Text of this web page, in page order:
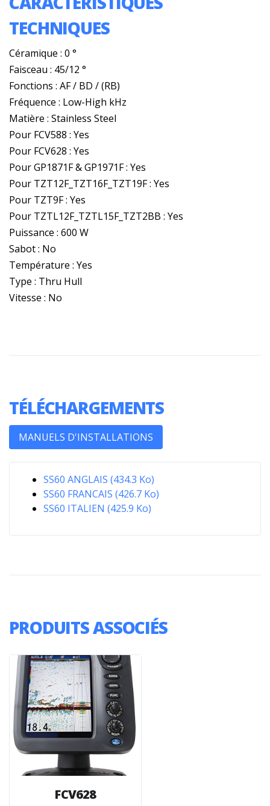
TECHNIQUES
Céramique : 0 °
Faisceau : 45/12 °
Fonctions : AF / BD / (RB)
Fréquence : Low-High kHz
Matière : Stainless Steel
Pour FCV588 : Yes
Pour FCV628 : Yes
Pour GP1871F & GP1971F : Yes
Pour TZT12F_TZT16F_TZT19F : Yes
Pour TZT9F : Yes
Pour TZTL12F_TZTL15F_TZT2BB : Yes
Puissance : 600 W
Sabot : No
Température : Yes
Type : Thru Hull
Vitesse : No
TÉLÉCHARGEMENTS
MANUELS D'INSTALLATIONS
SS60 ANGLAIS (434.3 Ko)
SS60 FRANCAIS (426.7 Ko)
SS60 ITALIEN (425.9 Ko)
PRODUITS ASSOCIÉS
FCV628